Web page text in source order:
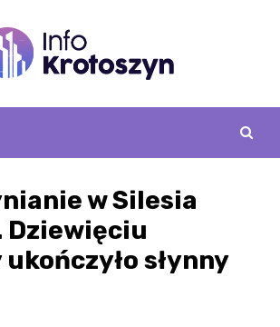
w Silesia
Dziewięciu
słynny